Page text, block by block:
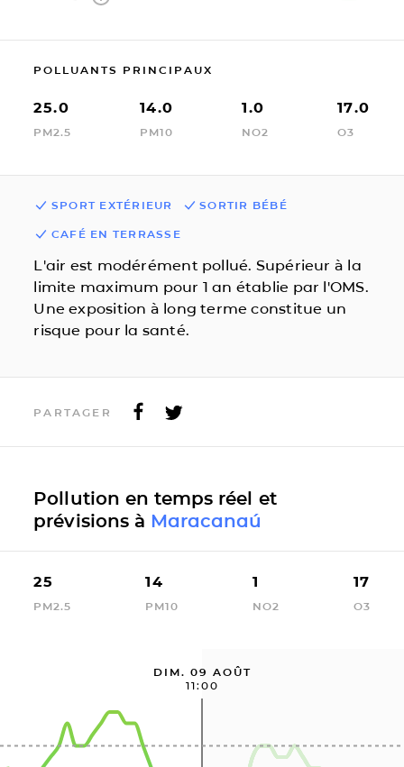
POLLUANTS PRINCIPAUX
25.0
PM2.5
14.0
PM10
1.0
NO2
17.0
O3
SPORT EXTÉRIEUR SORTIR BÉBÉ
CAFÉ EN TERRASSE
L'air est modérément pollué. Supérieur à la
limite maximum pour 1 an établie par l'OMS.
Une exposition à long terme constitue un
risque pour la santé.
PARTAGER
Pollution en temps réel et
prévisions à Maracanaú
25
PM2.5
14
PM10
1
NO2
17
O3
DIM. 09 AOÛT
11:00